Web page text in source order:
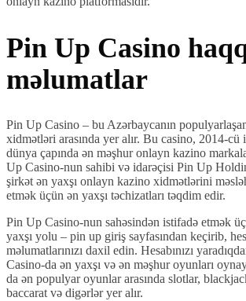
Pin Up Casino
məlumatlar
Pin Up Casino – bu Azərbaycanın
xidmətləri arasında yer alır. Bu casino, 2014-
dünya çapında ən məşhur onlayn kazino
Up Casino-nun sahibi və idarəçisi Pin Up
şirkət ən yaxşı onlayn kazino xidmətlərini
etmək üçün ən yaxşı təchizatları təqdim edir.
Pin Up Casino-nun sahəsindən istifadə etmək
yaxşı yolu – pin up giriş sayfasından keçirib,
məlumatlarınızı daxil edin. Hesabınızı
Casino-da ən yaxşı və ən məşhur oyunları
da ən populyar oyunlar arasında slotlar,
baccarat və digərlər yer alır.